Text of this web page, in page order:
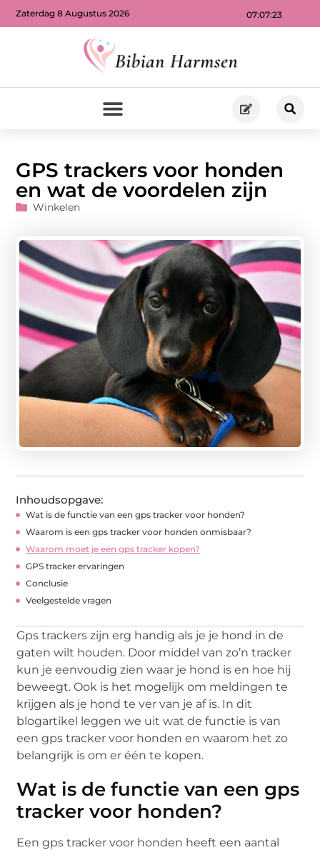
07:07:25
Zaterdag 8 Augustus 2026
GPS trackers voor honden
en wat de voordelen zijn
Winkelen
Inhoudsopgave:
Wat is de functie van een gps tracker voor honden?
Waarom is een gps tracker voor honden onmisbaar?
Waarom moet je een gps tracker kopen?
GPS tracker ervaringen
Conclusie
Veelgestelde vragen
Gps trackers zijn erg handig als je je hond in de
gaten wilt houden. Door middel van zo’n tracker
kun je eenvoudig zien waar je hond is en hoe hij
beweegt. Ook is het mogelijk om meldingen te
krijgen als je hond te ver van je af is. In dit
blogartikel leggen we uit wat de functie is van
een gps tracker voor honden en waarom het zo
belangrijk is om er één te kopen.
Wat is de functie van een gps
tracker voor honden?
Een gps tracker voor honden heeft een aantal